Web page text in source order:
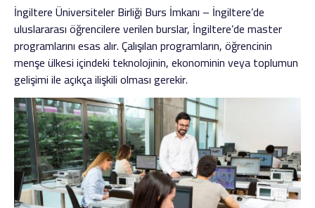
İngiltere Üniversiteler Birliği Burs İmkanı – İngiltere’de
uluslararası öğrencilere verilen burslar, İngiltere’de master
programlarını esas alır. Çalışılan programların, öğrencinin
menşe ülkesi içindeki teknolojinin, ekonominin veya toplumun
gelişimi ile açıkça ilişkili olması gerekir.